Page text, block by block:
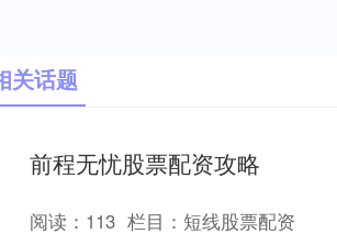
关话题
前程无忧股票配资攻略
阅读： 113 栏目： 短线股票配资